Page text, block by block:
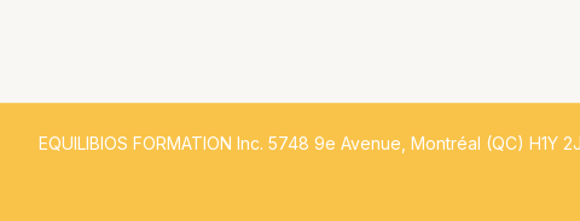
EQUILIBIOS FORMATION Inc. 5748 9e Avenue, Montréal (QC) H1Y